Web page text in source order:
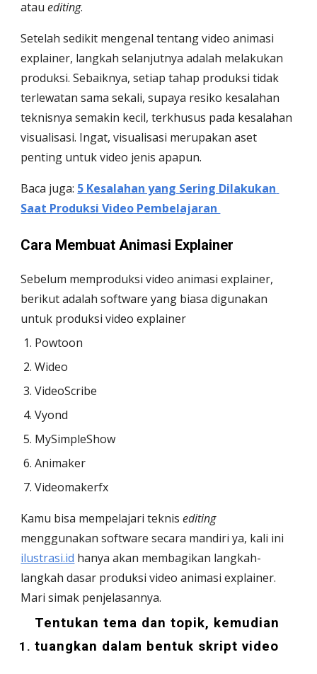
atau editing.
Setelah sedikit mengenal tentang video animasi
explainer, langkah selanjutnya adalah melakukan
produksi. Sebaiknya, setiap tahap produksi tidak
terlewatan sama sekali, supaya resiko kesalahan
teknisnya semakin kecil, terkhusus pada kesalahan
visualisasi. Ingat, visualisasi merupakan aset
penting untuk video jenis apapun.
Baca juga: 5 Kesalahan yang Sering Dilakukan
Saat Produksi Video Pembelajaran
Cara Membuat Animasi Explainer
Sebelum memproduksi video animasi explainer,
berikut adalah software yang biasa digunakan
untuk produksi video explainer
Powtoon
Wideo
VideoScribe
Vyond
MySimpleShow
Animaker
Videomakerfx
Kamu bisa mempelajari teknis editing
ilustrasi.id hanya akan membagikan langkah-
langkah dasar produksi video animasi explainer.
Mari simak penjelasannya.
Tentukan tema dan topik, kemudian
tuangkan dalam bentuk skript video